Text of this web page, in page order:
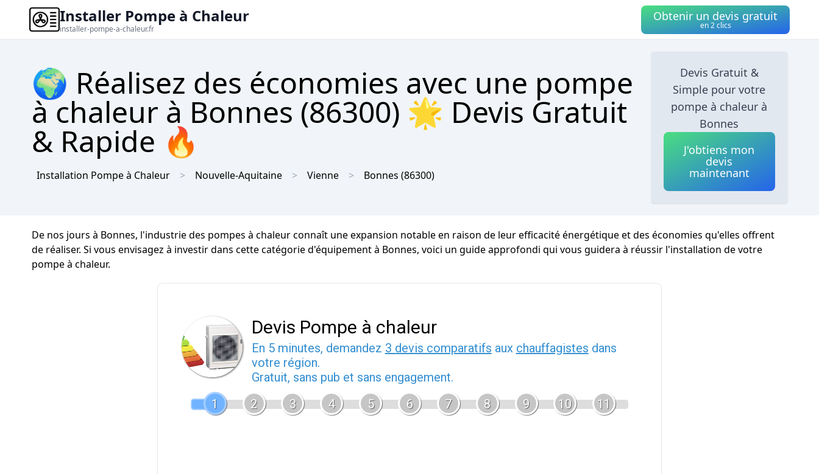
Installer Pompe à Chaleur
installer-pompe-a-chaleur.fr
Obtenir un devis gratuit
en 2 clics
🌍 Réalisez des économies avec une pompe
à chaleur à Bonnes (86300) 🌟 Devis Gratuit
& Rapide 🔥
Installation Pompe à Chaleur Nouvelle-Aquitaine Vienne Bonnes (86300)
Devis Gratuit &
Simple pour votre
pompe à chaleur à
Bonnes
J'obtiens mon
devis
maintenant
De nos jours à Bonnes, l'industrie des pompes à chaleur connaît une expansion notable en raison de leur efficacité énergétique et des économies qu'elles offrent
de réaliser. Si vous envisagez à investir dans cette catégorie d'équipement à Bonnes, voici un guide approfondi qui vous guidera à réussir l'installation de votre
pompe à chaleur.
Devis Pompe à chaleur
En 5 minutes, demandez 3 devis comparatifs aux chauffagistes dans
votre région.
Gratuit, sans pub et sans engagement.
1
2 3 4 5 6 7 8 9 10 11